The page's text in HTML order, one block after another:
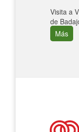
Visita a
de
Más